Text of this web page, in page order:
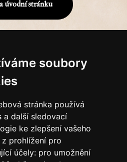
soubory
stránka používá
a další sledovací
ke zlepšení vašeho
prohlížení pro
účely: pro umožnění
úvodní stránku
Zpravodaje
je společnost